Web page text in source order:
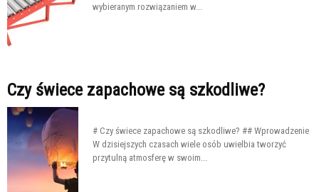
wybieranym rozwiązaniem w...
Czy świece zapachowe są szkodliwe?
# Czy świece zapachowe są szkodliwe? ## Wprowadzenie
W dzisiejszych czasach wiele osób uwielbia tworzyć
przytulną atmosferę w swoim...